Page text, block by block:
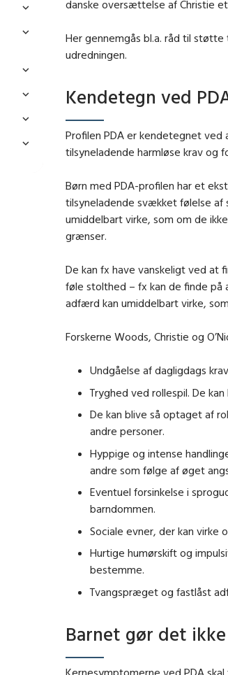
danske oversættelse af Christie et
Her gennemgås bl.a. råd til
udredningen.
Kendetegn ved
Profilen PDA er kendetegnet
tilsyneladende harmløse krav og
Børn med PDA-profilen har et
tilsyneladende svækket følelse
umiddelbart virke, som om de
grænser.
De kan fx have vanskeligt ved at
føle stolthed – fx kan de finde
adfærd kan umiddelbart virke,
Forskerne Woods, Christie og
Undgåelse af dagligdags
Tryghed ved rollespil. De
De kan blive så optaget af
andre personer.
Hyppige og intense
andre som følge af øget
Eventuel forsinkelse i
barndommen.
Sociale evner, der kan virke
Hurtige humørskift og
bestemme.
Tvangspræget og fastlåst
Barnet gør det
Kernesymptomerne ved PDA